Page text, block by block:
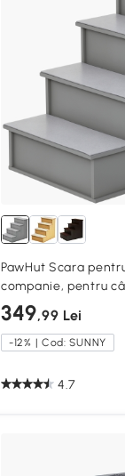
PawHut Scara
companie, pentru
Pluș scurt, până la
cm, Gri
349,99 Lei
-12% | Cod: SUNNY
4.7